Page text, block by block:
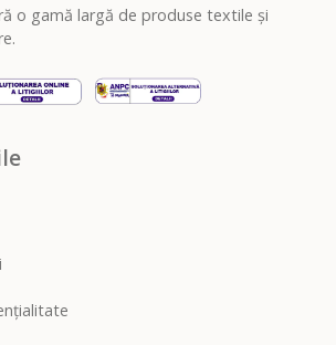
o gamă largă de produse textile și